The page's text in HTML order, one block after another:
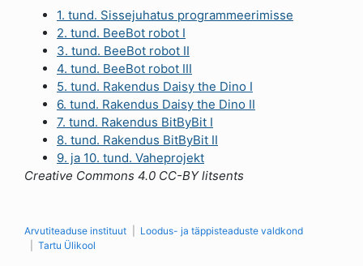
1. tund. Sissejuhatus programmeerimisse
2. tund. BeeBot robot I
3. tund. BeeBot robot II
4. tund. BeeBot robot III
5. tund. Rakendus Daisy the Dino I
6. tund. Rakendus Daisy the Dino II
7. tund. Rakendus BitByBit I
8. tund. Rakendus BitByBit II
9. ja 10. tund. Vaheprojekt
Creative Commons 4.0 CC-BY litsents
Arvutiteaduse instituut
Loodus- ja täppisteaduste valdkond
Tartu Ülikool